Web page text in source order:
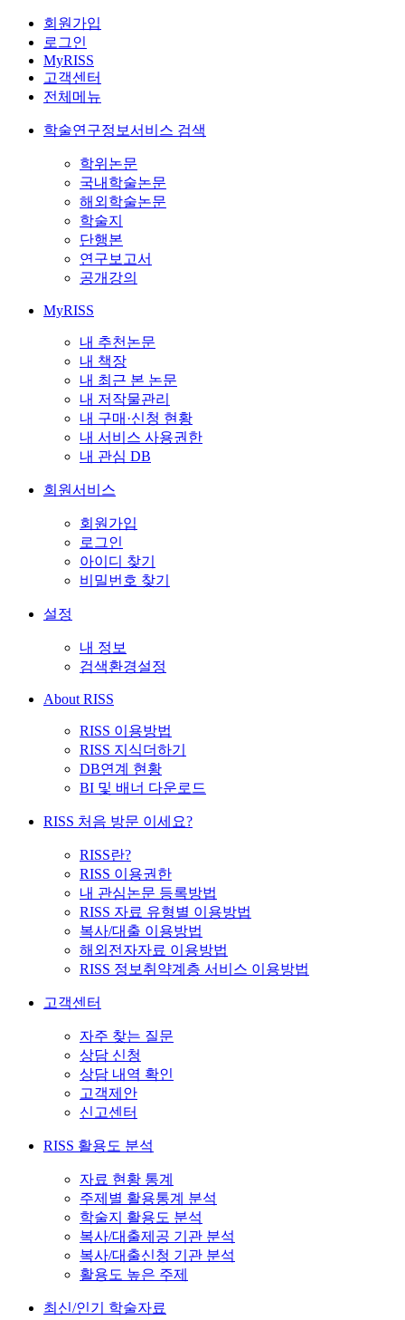
회원가입
로그인
MyRISS
고객센터
전체메뉴
학술연구정보서비스 검색
학위논문
국내학술논문
해외학술논문
학술지
단행본
연구보고서
공개강의
MyRISS
내 추천논문
내 책장
내 최근 본 논문
내 저작물관리
내 구매·신청 현황
내 서비스 사용권한
내 관심 DB
회원서비스
회원가입
로그인
아이디 찾기
비밀번호 찾기
설정
내 정보
검색환경설정
About RISS
RISS 이용방법
RISS 지식더하기
DB연계 현황
BI 및 배너 다운로드
RISS 처음 방문 이세요?
RISS란?
RISS 이용권한
내 관심논문 등록방법
RISS 자료 유형별 이용방법
복사/대출 이용방법
해외전자자료 이용방법
RISS 정보취약계층 서비스 이용방법
고객센터
자주 찾는 질문
상담 신청
상담 내역 확인
고객제안
신고센터
RISS 활용도 분석
자료 현황 통계
주제별 활용통계 분석
학술지 활용도 분석
복사/대출제공 기관 분석
복사/대출신청 기관 분석
활용도 높은 주제
최신/인기 학술자료